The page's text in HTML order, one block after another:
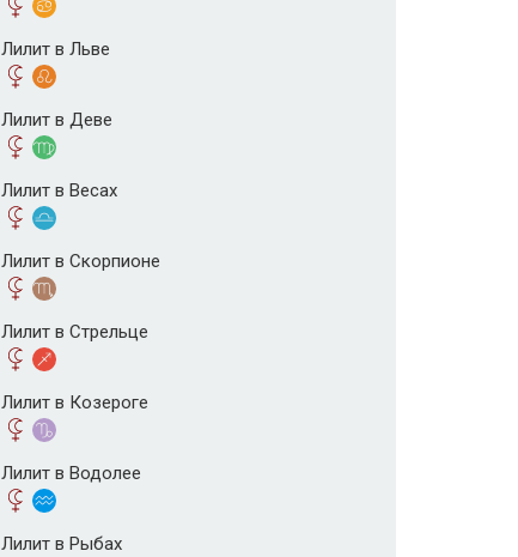
Лилит в Льве
Лилит в Деве
Лилит в Весах
Лилит в Скорпионе
Лилит в Стрельце
Лилит в Козероге
Лилит в Водолее
Лилит в Рыбах